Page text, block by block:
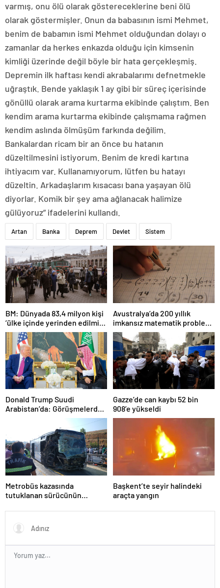
varmış, onu ölü olarak göstereceklerine beni ölü
olarak göstermişler. Onun da babasının ismi Mehmet,
benim de babamın ismi Mehmet olduğundan dolayı o
zamanlar da herkes enkazda olduğu için kimsenin
kimliği üzerinde değil böyle bir hata gerçekleşmiş.
Depremin ilk haftası kendi akrabalarımı defnetmekle
uğraştık. Bende yaklaşık 1 ay gibi bir süreç içerisinde
gönüllü olarak arama kurtarma ekibinde çalıştım. Ben
kendim arama kurtarma ekibinde çalışmama rağmen
kendim aslında ölmüşüm farkında değilim.
Bankalardan ricam bir an önce bu hatanın
düzeltilmesini istiyorum. Benim de kredi kartına
ihtiyacım var. Kullanamıyorum, lütfen bu hatayı
düzeltin. Arkadaşlarım kısacası bana yaşayan ölü
diyorlar. Komik bir şey ama ağlanacak halimize
gülüyoruz” ifadelerini kullandı.
Artan Banka Deprem Devlet Sistem
BM: Dünyada 83,4 milyon kişi
‘ülke içinde yerinden edilmiş’
olarak yaşıyor
Avustralya’da 200 yıllık
imkansız matematik problemi
çözüldü
Donald Trump Suudi
Arabistan’da: Görüşmelerde
Gazze’de can kaybı 52 bin
908’e yükseldi
Metrobüs kazasında
tutuklanan sürücünün
Başkent’te seyir halindeki
araçta yangın